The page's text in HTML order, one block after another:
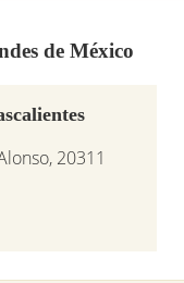
de México
20311